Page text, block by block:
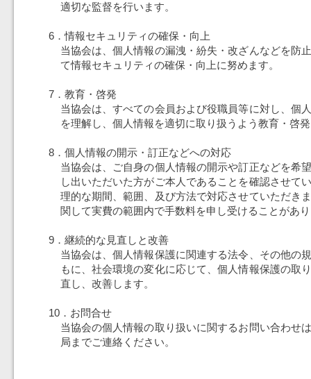
適切な監督を行います。
6．情報セキュリティの確保・向上
当協会は、個人情報の漏洩・紛失・改ざんなどを防
て情報セキュリティの確保・向上に努めます。
7．教育・啓発
当協会は、すべての会員および役職員等に対し、個
を理解し、個人情報を適切に取り扱うよう教育・啓
8．個人情報の開示・訂正などへの対応
当協会は、ご自身の個人情報の開示や訂正などを希
し出いただいた方がご本人であることを確認させて
理的な期間、範囲、及び方法で対応させていただき
関して実費の範囲内で手数料を申し受けることがあ
9．継続的な見直しと改善
当協会は、個人情報保護に関連する法令、その他の
もに、社会環境の変化に応じて、個人情報保護の取
直し、改善します。
10．お問合せ
当協会の個人情報の取り扱いに関するお問い合わせ
局までご連絡ください。